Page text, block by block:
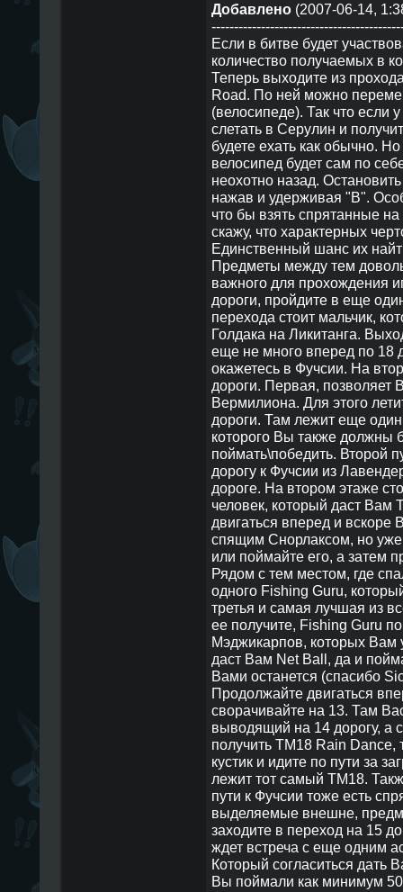
Добавлено(2007-06-14,
Если в битве будет
количество получаемых в
Теперь выходите из
Road. По ней можно
(велосипеде). Так что если
слетать в Серулин и
будете ехать как обычно.
велосипед будет сам по
неохотно назад.
нажав и удерживая "B".
что бы взять спрятанные
скажу, что характерных
Единственный шанс их
Предметы между тем
важного для прохождения
дороги, пройдите в еще
перехода стоит мальчик,
Голдака на Ликитанга.
еще не много вперед по 18
окажетесь в Фучсии. На
дороги. Первая, позволяет
Вермилиона. Для этого
дороги. Там лежит еще
которого Вы также должны
поймать\победить. Второй
дорогу к Фучсии из
дороге. На втором этаже
человек, который даст Вам
двигаться вперед и вскоре
спящим Снорлаксом, но
или поймайте его, а затем
Рядом с тем местом, где
одного Fishing Guru,
третья и самая лучшая из
ее получите, Fishing Guru
Мэджикарпов, которых Вам
даст Вам Net Ball, да и
Вами останется (спасибо
Продолжайте двигаться
сворачивайте на 13. Там
выводящий на 14 дорогу, а
получить TM18 Rain Dance,
кустик и идите по пути за
лежит тот самый TM18.
пути к Фучсии тоже есть
выделяемые внешне,
заходите в переход на 15
ждет встреча с еще одним
Который согласиться дать
Вы поймали как минимум